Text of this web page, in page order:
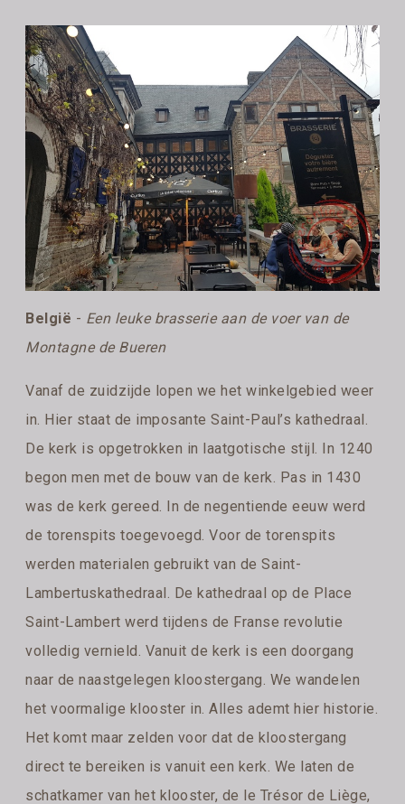
België - Een leuke brasserie aan de voer van de
Montagne de Bueren
Vanaf de zuidzijde lopen we het winkelgebied weer
in. Hier staat de imposante Saint-Paul’s kathedraal.
De kerk is opgetrokken in laatgotische stijl. In 1240
begon men met de bouw van de kerk. Pas in 1430
was de kerk gereed. In de negentiende eeuw werd
de torenspits toegevoegd. Voor de torenspits
werden materialen gebruikt van de Saint-
Lambertuskathedraal. De kathedraal op de Place
Saint-Lambert werd tijdens de Franse revolutie
volledig vernield. Vanuit de kerk is een doorgang
naar de naastgelegen kloostergang. We wandelen
het voormalige klooster in. Alles ademt hier historie.
Het komt maar zelden voor dat de kloostergang
direct te bereiken is vanuit een kerk. We laten de
schatkamer van het klooster, de le Trésor de Liège,